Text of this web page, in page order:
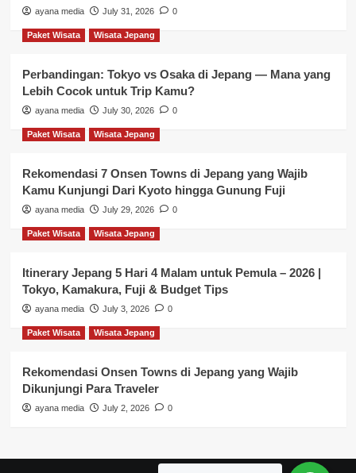
ayana media July 31, 2026 0
Paket Wisata Wisata Jepang
Perbandingan: Tokyo vs Osaka di Jepang — Mana yang
Lebih Cocok untuk Trip Kamu?
ayana media July 30, 2026 0
Paket Wisata Wisata Jepang
Rekomendasi 7 Onsen Towns di Jepang yang Wajib
Kamu Kunjungi Dari Kyoto hingga Gunung Fuji
ayana media July 29, 2026 0
Paket Wisata Wisata Jepang
Itinerary Jepang 5 Hari 4 Malam untuk Pemula – 2026 |
Tokyo, Kamakura, Fuji & Budget Tips
ayana media July 3, 2026 0
Paket Wisata Wisata Jepang
Rekomendasi Onsen Towns di Jepang yang Wajib
Dikunjungi Para Traveler
ayana media July 2, 2026 0